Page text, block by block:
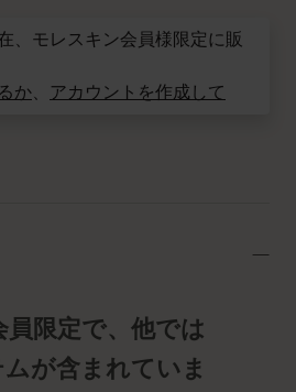
、モレスキン会員様限定に販
か、 アカウントを作成して
限定で、他では
が含まれていま